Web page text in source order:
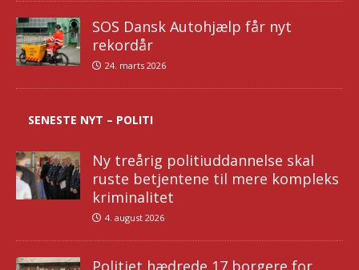
SOS Dansk Autohjælp får nyt
rekordår
24. marts 2026
SENESTE NYT – POLITI
Ny treårig politiuddannelse skal
ruste betjentene til mere kompleks
kriminalitet
4. august 2026
Politiet hædrede 17 borgere for